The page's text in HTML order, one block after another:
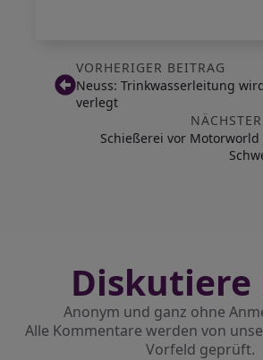
VORHERIGER BEITRAG
Neuss: Trinkwasserleitung
verlegt
Schießerei vor Motorworld
Diskutiere
Anonym und ganz ohne
Alle Kommentare werden von
Vorfeld geprüft.